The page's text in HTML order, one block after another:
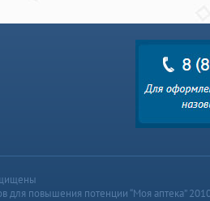
для повышения потенции “Моя аптека”